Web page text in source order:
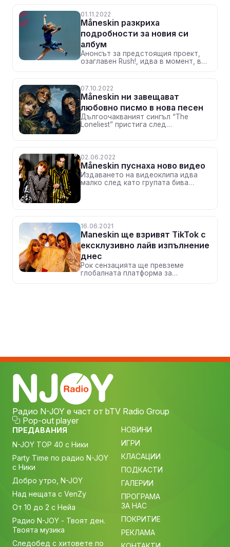
присъства парчето им „If I Can
Dream“, e претендент за наградата
„Най-добър компилационен
саундтрак“
01.11.2022
Måneskin разкриха
подробности за новия си
албум
Анонсът за предстоящия проект,
озаглавен Rush!, идва в момент, в
световното си турне Loud Kids в
САЩ с разпродаден концерт в The
Paramount Theatre, Сиатъл
07.10.2022
Måneskin ни завещават
любовно писмо в нова песен
Дългоочакваният сингъл “The
Loneliest” пристига след
02.06.2022
Måneskin пуснаха ново видео
Издаването на видеоклипа идва
малко след като групата бива
16.06.2021
Maneskin ще взривят TikTok с
ексклузивно лайв изпълнение
днес
Рок сензацията ще превземе
глобалната платформа за
Радио N-JOY е част от bTV Radio Group
Pop-out player
ПРЕДАВАНИЯ
N-JOY TOP 40 с Ники
Party Time по радио N-JOY
с Ники
Добро утро, N-JOY
Над нещата с VenZy
От 10 до 2 с Нейа
Радио N-JOY - Твоят ден.
Твоята музика
Следобед с хитовете по
НОВИНИ
ИГРИ
КЛАСАЦИИ
ПОДКАСТИ
ГАЛЕРИИ
ПРОГРАМА
ЗА НАС
ПОКРИТИЕ
РЕКЛАМА